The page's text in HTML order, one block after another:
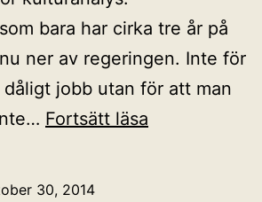
bara har cirka tre år på
ner av regeringen. Inte för
jobb utan för att man
Fortsätt läsa
30, 2014